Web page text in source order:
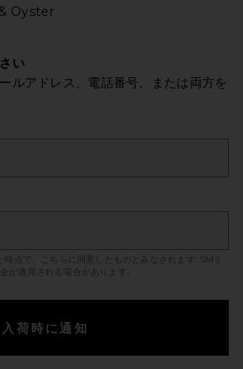
Oyster
い
ルアドレス、電話番号、または両方を
時点で、こちらに同意したものとみなされます:
SMS
が適用される場合があります。
入荷時に通知